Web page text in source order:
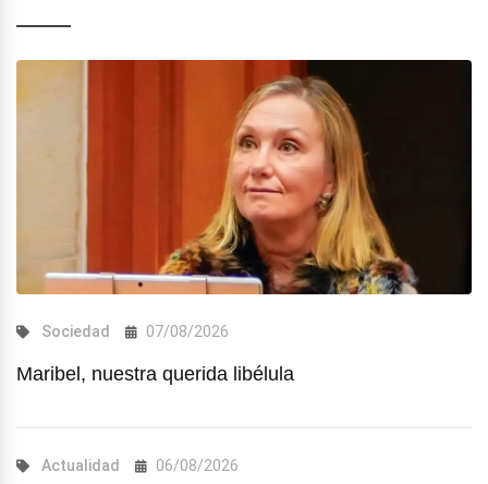
Sociedad 07/08/2026
Maribel, nuestra querida libélula
Actualidad 06/08/2026